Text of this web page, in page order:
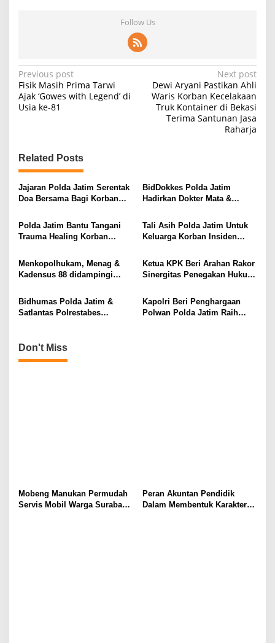
Follow Us
P
o
s
a
v
i
a
i
o
n
Previous post
Fisik Masih Prima Tarwi
Ajak ‘Gowes with Legend’ di
Usia ke-81
Next post
Dewi Aryani Pastikan Ahli
Waris Korban Kecelakaan
Truk Kontainer di Bekasi
Terima Santunan Jasa
Raharja
Related Posts
Jajaran Polda Jatim Serentak
Doa Bersama Bagi Korban
BidDokkes Polda Jatim
Hadirkan Dokter Mata &
Tragedi Kanjuruhan
Polda Jatim Bantu Tangani
Trauma Healing Korban
Tali Asih Polda Jatim Untuk
Keluarga Korban Insiden
Menkopolhukam, Menag &
Kadensus 88 didampingi
Mubes 2 ASSCHOL
Bangkalan
Ketua KPK Beri Arahan Rakor
Sinergitas Penegakan Hukum
Bidhumas Polda Jatim &
Satlantas Polrestabes
Taman Bungkul
Kapolri Beri Penghargaan
Polwan Polda Jatim Raih
Don't Miss
Mobeng Manukan Permudah
Servis Mobil Warga Surabaya
Peran Akuntan Pendidik
Dalam Membentuk Karakter